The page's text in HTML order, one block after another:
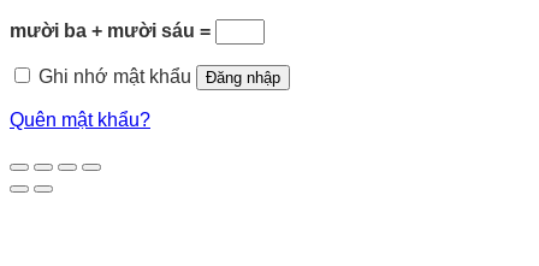
mười ba + mười sáu =
Ghi nhớ mật khẩu Đăng nhập
Quên mật khẩu?